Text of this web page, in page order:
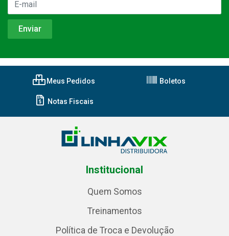
Meus Pedidos Boletos
Notas Fiscais
Institucional
Quem Somos
Treinamentos
Política de Troca e Devolução